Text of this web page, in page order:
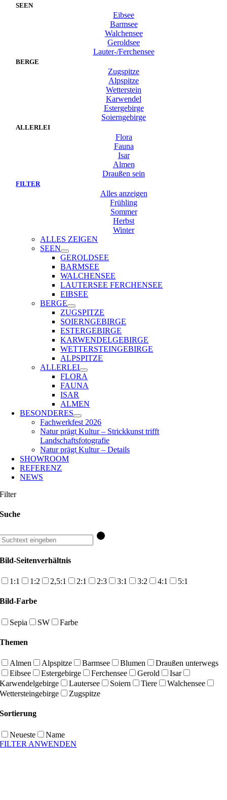
SEEN
Eibsee
Barmsee
Walchensee
Geroldsee
Lauter-/Ferchensee
BERGE
Zugspitze
Alpspitze
Wetterstein
Karwendel
Estergebirge
Soierngebirge
ALLERLEI
Flora
Fauna
Isar
Almen
Draußen sein
FILTER
Alles anzeigen
Frühling
Sommer
Herbst
Winter
ALLES ZEIGEN
SEEN
GEROLDSEE
BARMSEE
WALCHENSEE
LAUTERSEE FERCHENSEE
EIBSEE
BERGE
ZUGSPITZE
SOIERNGEBIRGE
ESTERGEBIRGE
KARWENDELGEBIRGE
WETTERSTEINGEBIRGE
ALPSPITZE
ALLERLEI
FLORA
FAUNA
ISAR
ALMEN
BESONDERES
Fachwerkfest 2026
Natur prägt Kultur – Strickkunst trifft
Landschaftsfotografie
Natur prägt Kultur – Details
SHOWROOM
REFERENZ
NEWS
Filter
Suche
Bild-Seitenverhältnis
1:1 1:2 2,5:1 2:1 2:3 3:1 3:2 4:1 5:1
Bild-Farbe
Sepia SW Farbe
Themen
Almen Alpspitze Barmsee Blumen
Draußen unterwegs
Eibsee
Estergebirge Ferchensee Gerold
Isar
Karwendelgebirge
Lautersee Soiern Tiere
Walchensee
Wettersteingebirge
Zugspitze
Sortierung
Neueste
Name
FILTER ANWENDEN